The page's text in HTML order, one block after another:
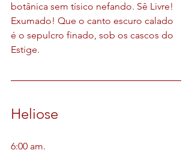
botânica sem tísico nefando. Sê Livre!
Exumado! Que o canto escuro calado
é o sepulcro finado, sob os cascos do
Estige.
Heliose
6:00 am.